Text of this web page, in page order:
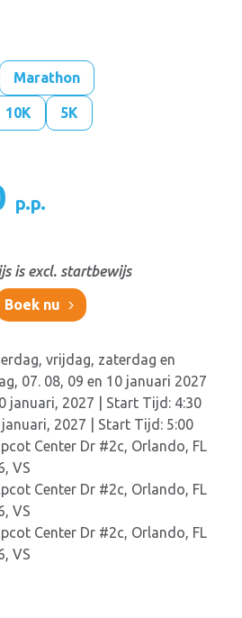
Marathon
10K 5K
p.p.
is excl. startbewijs
Boek nu
vrijdag, zaterdag en
07. 08, 09 en 10 januari 2027
januari, 2027 | Start Tijd: 4:30
januari, 2027 | Start Tijd: 5:00
Center Dr #2c, Orlando, FL
VS
Center Dr #2c, Orlando, FL
VS
Center Dr #2c, Orlando, FL
VS